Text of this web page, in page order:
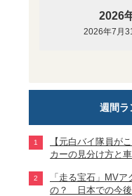
2026
2026年7月
週間ラ
【元白バイ隊員が
カーの見分け方と
「走る宝石」MV
の？ 日本での今後